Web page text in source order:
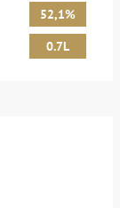
52,1%
0.7L